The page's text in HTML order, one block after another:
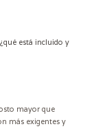
¿qué está incluido y
mayor que
más exigentes y